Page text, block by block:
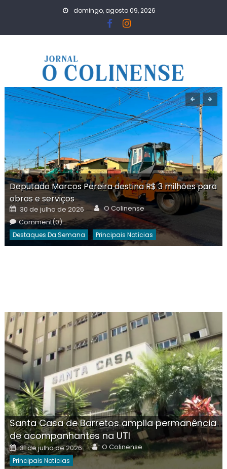
domingo, agosto 09, 2026
Deputado Marcos Pereira destina R$ 3 milhões para
obras e serviços
Posted
on
30 de julho de 2026 Author
O Colinense
Comment(0)
Destaques Da Semana Principais Notícias
Santa Casa de Barretos amplia permanência
de acompanhantes na UTI
Posted
on
31 de julho de 2026 Author
O Colinense
Principais Notícias